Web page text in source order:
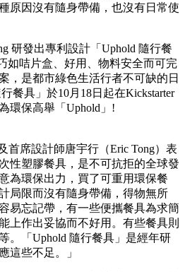
原因沒有隨身帶備，也沒有日常使
研發出專利設計「Uphold 隨行餐
如咭片盒、好用、物料安全而可完
，是都市綠色生活行者不可缺的日
餐具」於10月18日起在Kickstarter
環保高舉「Uphold」!
首席設計師唐宇行（Eric Tong）表
性塑膠餐具，是不可抗拒的全球發
為環保出力，買了可重用環保餐
局限而沒有隨身帶備，得物無所
易忘記帶，有一些便攜餐具為求簡
上作出妥協而不好用。有些餐具則
。「Uphold 隨行餐具」是經年研
這些不足。」